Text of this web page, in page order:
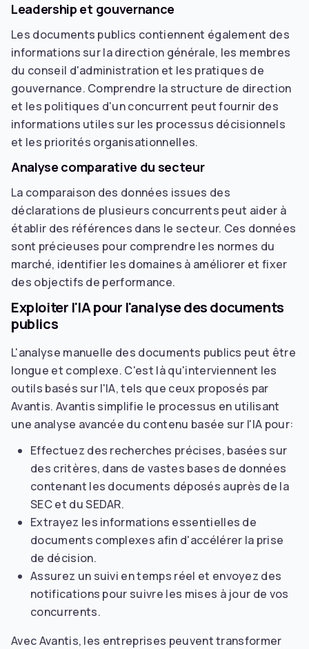
Leadership et gouvernance
Les documents publics contiennent également des
informations sur la direction générale, les membres
du conseil d'administration et les pratiques de
gouvernance. Comprendre la structure de direction
et les politiques d'un concurrent peut fournir des
informations utiles sur les processus décisionnels
et les priorités organisationnelles.
Analyse comparative du secteur
La comparaison des données issues des
déclarations de plusieurs concurrents peut aider à
établir des références dans le secteur. Ces données
sont précieuses pour comprendre les normes du
marché, identifier les domaines à améliorer et fixer
des objectifs de performance.
Exploiter l'IA pour l'analyse des documents
publics
L'analyse manuelle des documents publics peut être
longue et complexe. C'est là qu'interviennent les
outils basés sur l'IA, tels que ceux proposés par
Avantis. Avantis simplifie le processus en utilisant
une analyse avancée du contenu basée sur l'IA pour:
Effectuez des recherches précises, basées sur
des critères, dans de vastes bases de données
contenant les documents déposés auprès de la
SEC et du SEDAR.
Extrayez les informations essentielles de
documents complexes afin d'accélérer la prise
de décision.
Assurez un suivi en temps réel et envoyez des
notifications pour suivre les mises à jour de vos
concurrents.
Avec Avantis, les entreprises peuvent transformer